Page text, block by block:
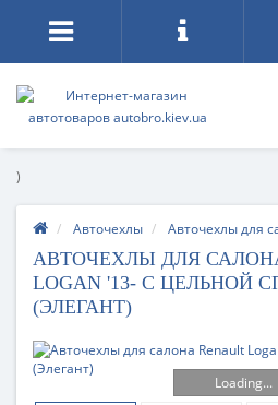
)
Авточехлы Авточехлы для
АВТОЧЕХЛЫ ДЛЯ САЛОНА
LOGAN '13- С ЦЕЛЬНОЙ
(ЭЛЕГАНТ)
Loading...